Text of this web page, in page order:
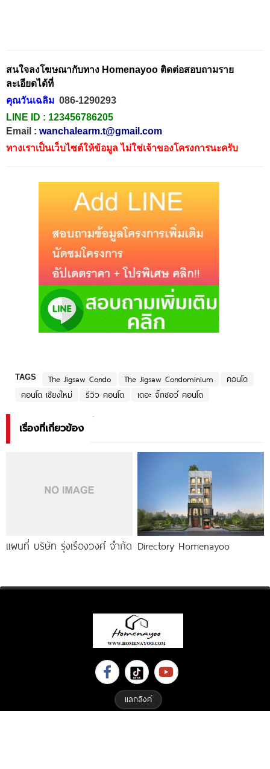
สนใจลงโฆษณากับทาง Homenayoo ติดต่อสอบถามราย
ละเอียดได้ที่
คุณวันเฉลิม 086-1290293
LINE ID : 123456786205
Email : wanchalearm.t@gmail.com
ทางเราเป็นเว็บไซต์ให้ข้อมูล ไม่ใช่เจ้าของโครงการนะครับ
TAGS The Jigsaw Condo The Jigsaw Condominium
คอนโด
คอนโด เชียงใหม่
รีวิว คอนโด เดอะ จิ๊กซอว์ คอนโด
เรื่องที่เกี่ยวข้อง
แผนที่ บริษัท รุ่งเรืองวงศ์ จำกัด Directory Homenayoo
แลกลิงค์